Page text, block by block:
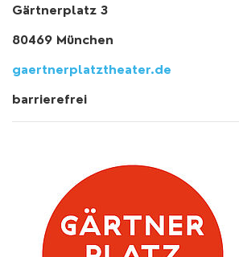
Gärtnerplatz 3
80469 München
gaertnerplatztheater.de
barrierefrei